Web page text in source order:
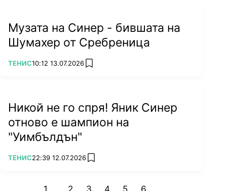
Музата на Синер - бившата на
Шумахер от Сребреница
ПОВЕЧЕ ОТ
ТЕНИС10:12 13.07.2026 add favorites
Никой не го спря! Яник Синер
отново е шампион на
"Уимбълдън"
ПОВЕЧЕ ОТ
ТЕНИС22:39 12.07.2026 add favorites